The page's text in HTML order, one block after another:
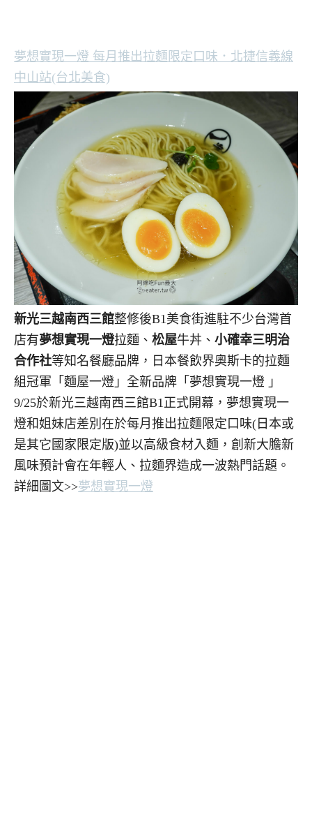
夢想實現一燈 每月推出拉麵限定口味．北捷信義線
中山站(台北美食)
新光三越南西三館整修後B1美食街進駐不少台灣首
店有夢想實現一燈拉麵、 松屋牛丼、 小確幸三明治
合作社等知名餐廳品牌，日本餐飲界奧斯卡的拉麵
組冠軍「麵屋一燈」全新品牌「夢想實現一燈 」
9/25於新光三越南西三館B1正式開幕，夢想實現一
燈和姐妹店差別在於每月推出拉麵限定口味(日本或
是其它國家限定版)並以高級食材入麵，創新大膽新
風味預計會在年輕人、拉麵界造成一波熱門話題。
詳細圖文>>夢想實現一燈